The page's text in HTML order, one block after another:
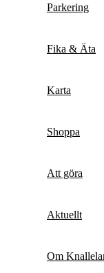
Parkering
Fika & Äta
Karta
Shoppa
Att göra
Aktuellt
Om